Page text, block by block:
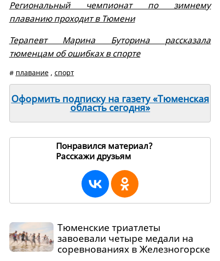
Региональный чемпионат по зимнему
плаванию проходит в Тюмени
Терапевт Марина Буторина рассказала
тюменцам об ошибках в спорте
# плавание, спорт
Оформить подписку на газету «Тюменская
область сегодня»
Понравился материал?
Расскажи друзьям
Тюменские триатлеты
завоевали четыре медали на
соревнованиях в Железногорске